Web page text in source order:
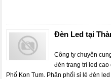
Đèn Led tại
Công ty chuyên
đèn trang trí led
Phố Kon Tum. Phân phối sỉ lẻ đèn